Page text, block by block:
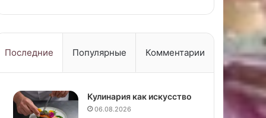
Последние Популярные Комментарии
Кулинария как искусство
06.08.2026